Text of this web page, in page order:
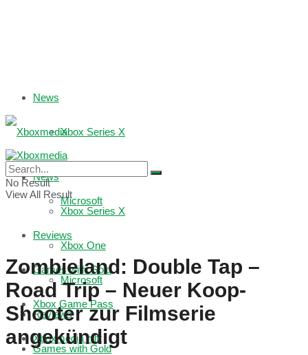
News
Xbox Series X
Microsoft
Reviews
Games with Gold
Xbox Game Pass
Xboxmedia hilft
News
Xbox Series X
Xbox One
Microsoft
Reviews
Games with Gold
No Result
View All Result
Zombieland: Double Tap –
Road Trip – Neuer Koop-
Shooter zur Filmserie
angekündigt